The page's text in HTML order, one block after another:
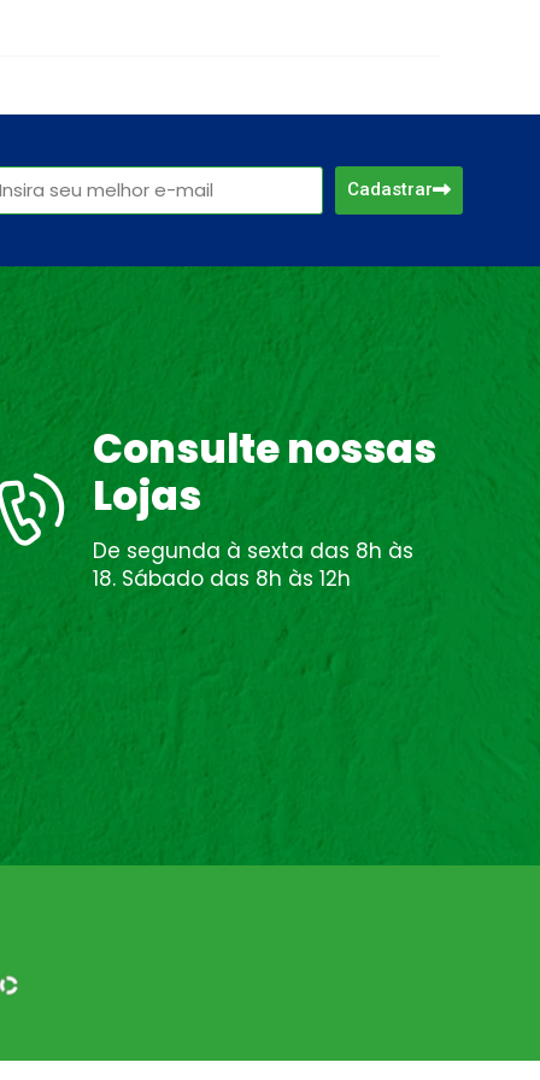
Cadastrar
Consulte nossas
Lojas
De segunda à sexta das 8h às
18. Sábado das 8h às 12h